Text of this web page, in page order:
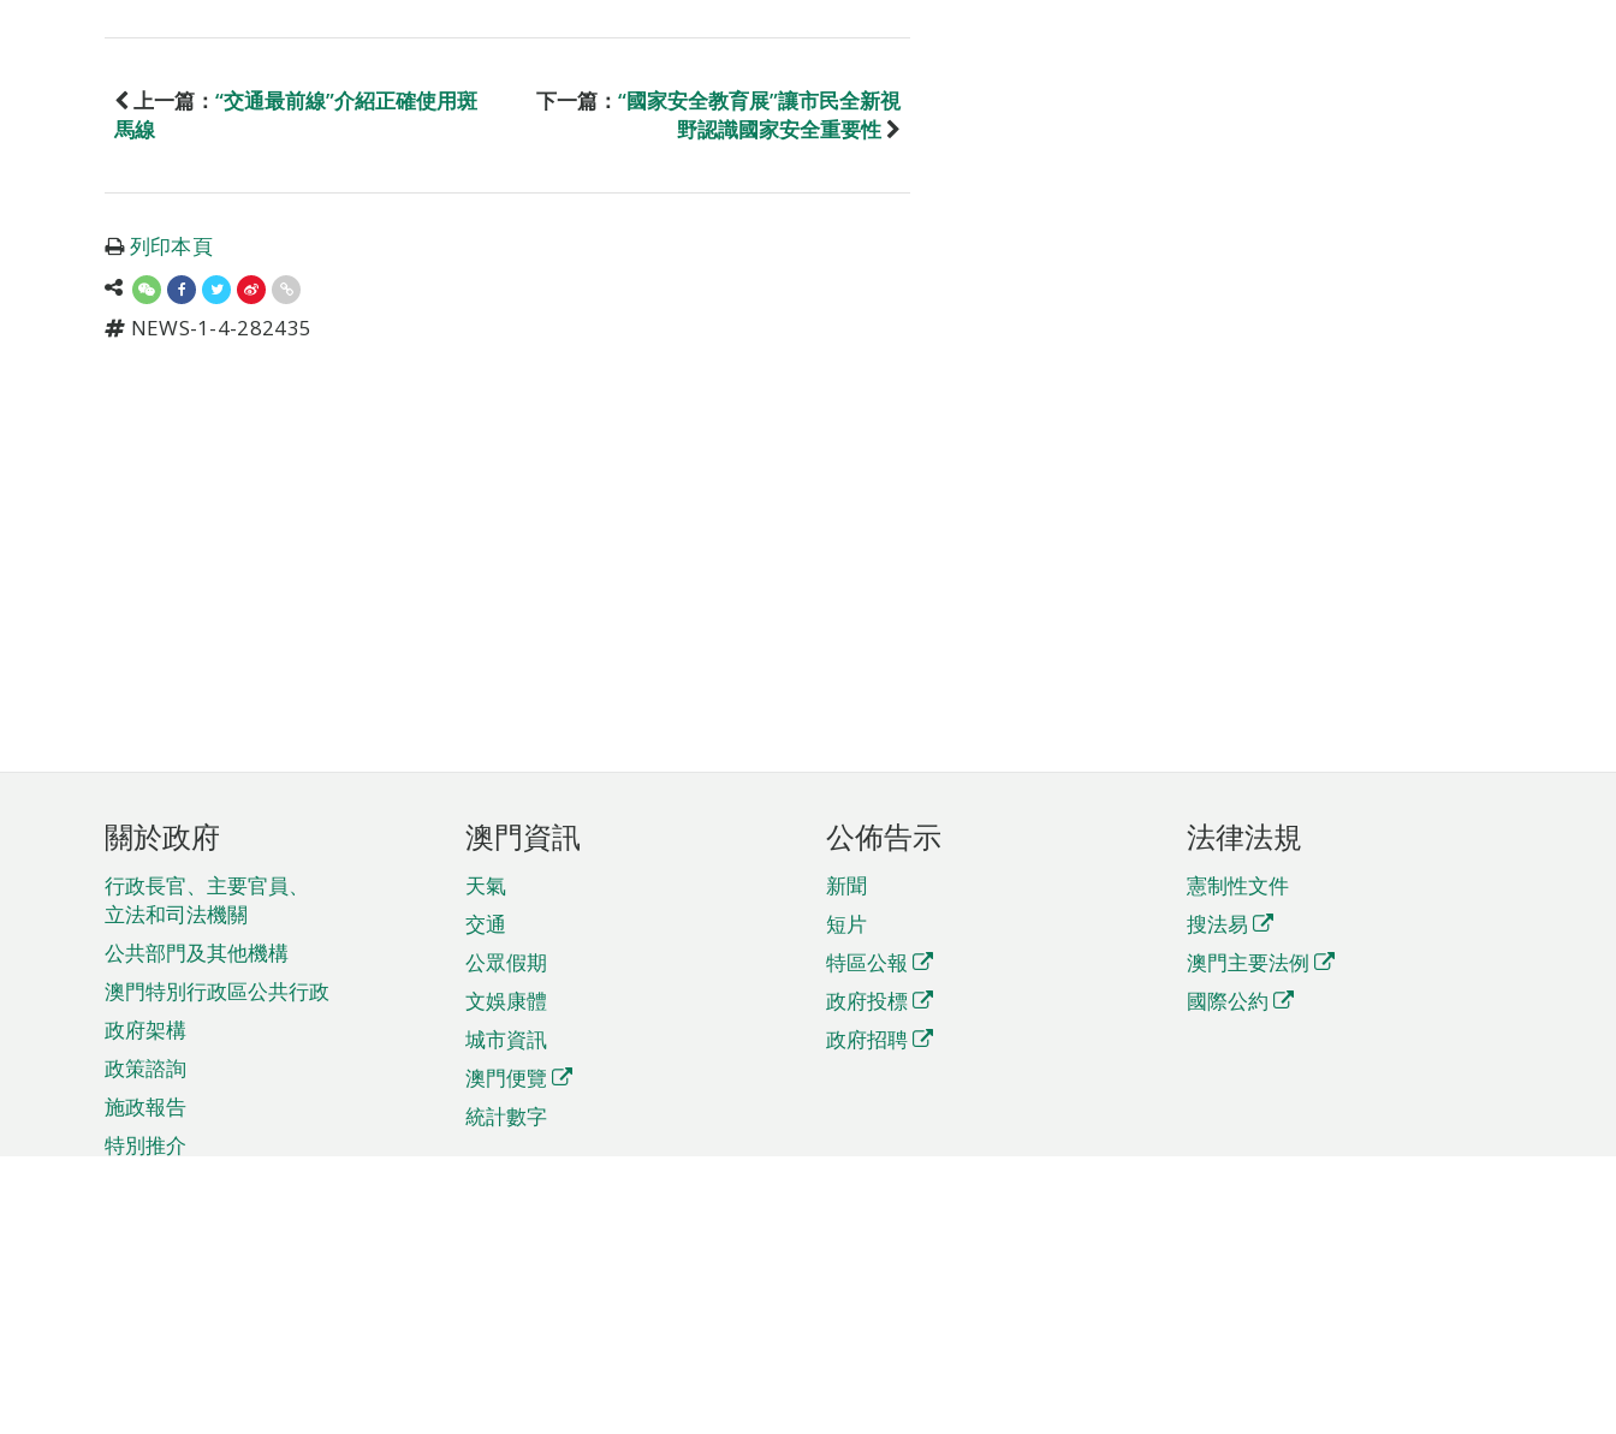
上一篇： “交通最前線”介紹正確使用斑
馬線
下一篇： “國家安全教育展”讓市民全新視
野認識國家安全重要性
列印本頁
NEWS-1-4-282435
頁
腳
菜
單
關於政府
行政長官、主要官員、
立法和司法機關
公共部門及其他機構
澳門特別行政區公共行政
政府架構
政策諮詢
施政報告
特別推介
澳門資訊
天氣
交通
公眾假期
文娛康體
城市資訊
澳門便覽
統計數字
公佈告示
新聞
短片
特區公報
政府投標
政府招聘
法律法規
憲制性文件
搜法易
澳門主要法例
國際公約